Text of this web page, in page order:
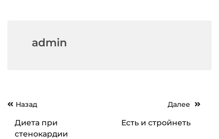
admin
Навигация
записям
Назад
Диета при
стенокардии
Далее
Есть и стройнеть